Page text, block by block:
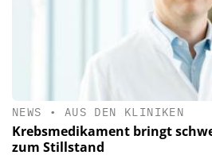
NEWS • AUS DEN KLINIKEN
Krebsmedikament bringt
zum Stillstand